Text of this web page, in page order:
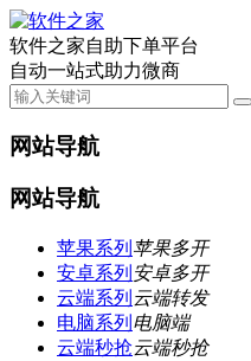
软件之家自助下单平台
自动一站式助力微商
网站导航
网站导航
苹果系列 苹果多开
安卓系列 安卓多开
云端系列 云端转发
电脑系列 电脑端
云端秒抢云端秒抢